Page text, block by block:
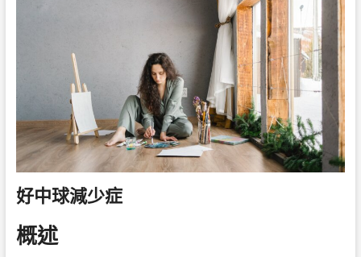
好中球減少症
概述